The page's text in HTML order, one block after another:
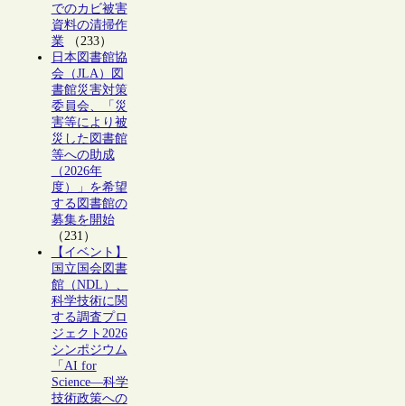
でのカビ被害
資料の清掃作
業（233）
日本図書館協
会（JLA）図
書館災害対策
委員会、「災
害等により被
災した図書館
等への助成
（2026年
度）」を希望
する図書館の
募集を開始
（231）
【イベント】
国立国会図書
館（NDL）、
科学技術に関
する調査プロ
ジェクト2026
シンポジウム
「AI for
Science―科学
技術政策への